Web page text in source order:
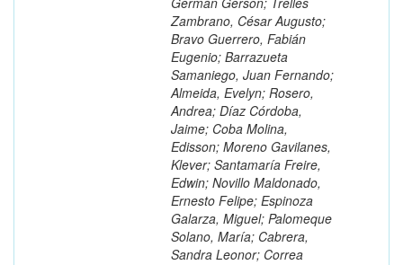
Zambrano, César Augusto;
Bravo Guerrero, Fabián
Eugenio; Barrazueta
Samaniego, Juan Fernando;
Almeida, Evelyn; Rosero,
Andrea; Díaz Córdoba,
Jaime; Coba Molina,
Edisson; Moreno Gavilanes,
Klever; Santamaría Freire,
Edwin; Novillo Maldonado,
Ernesto Felipe; Espinoza
Galarza, Miguel; Palomeque
Solano, María; Cabrera,
Sandra Leonor; Correa